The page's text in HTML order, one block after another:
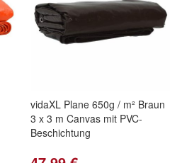
vidaXL Plane 650g / m² Braun
3 x 3 m Canvas mit PVC-
Beschichtung